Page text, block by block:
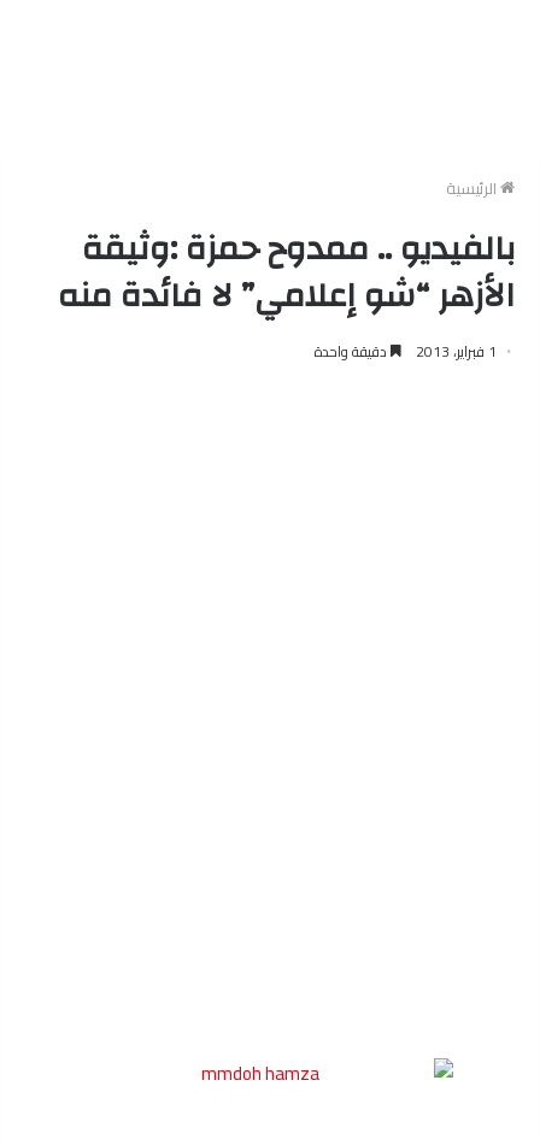
الرئيسية
بالفيديو .. ممدوح حمزة :وثيقة
الأزهر “شو إعلامي” لا فائدة منه
1 فبراير، 2013 دقيقة واحدة